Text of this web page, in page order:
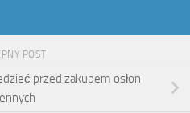
POST
przed zakupem osłon